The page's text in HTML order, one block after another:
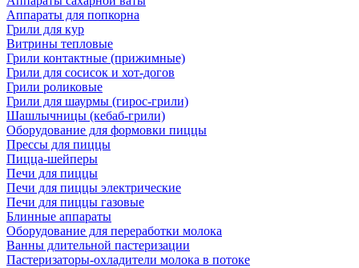
Аппараты для попкорна
Грили для кур
Витрины тепловые
Грили контактные (прижимные)
Грили для сосисок и хот-догов
Грили роликовые
Грили для шаурмы (гирос-грили)
Шашлычницы (кебаб-грили)
Оборудование для формовки пиццы
Прессы для пиццы
Пицца-шейперы
Печи для пиццы
Печи для пиццы электрические
Печи для пиццы газовые
Блинные аппараты
Оборудование для переработки молока
Ванны длительной пастеризации
Пастеризаторы-охладители молока в потоке